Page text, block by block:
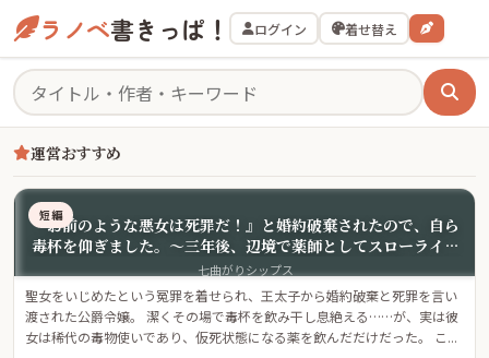
ラノベ書きっぱ！ ログイン 着せ替え
運営おすすめ
『お前のような悪女は死罪だ！』と婚約破棄されたので、自ら
毒杯を仰ぎました。〜三年後、辺境で薬師としてスローライフ
を満喫していたら、なぜか国中が私の死を悼み、元婚約者の王
太子が廃人寸前になっています〜
七曲がりシップス
短編
聖女をいじめたという冤罪を着せられ、王太子から婚約破棄と死罪を言い
渡された公爵令嬢。 潔くその場で毒杯を飲み干し息絶える……が、実は彼
女は稀代の毒物使いであり、仮死状態になる薬を飲んだだけだった。 こ...